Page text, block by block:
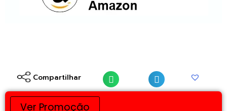
Compartilhar
Ver Promoção